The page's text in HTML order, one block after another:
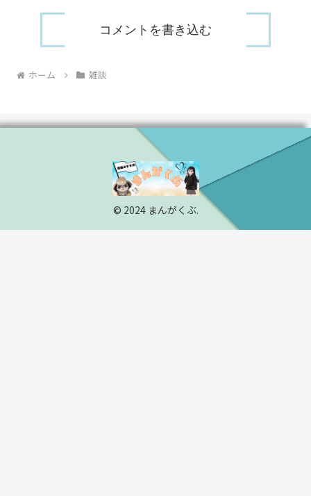
コメントを書き込む
ホーム 雑談
© 2024 まんがくぶ.